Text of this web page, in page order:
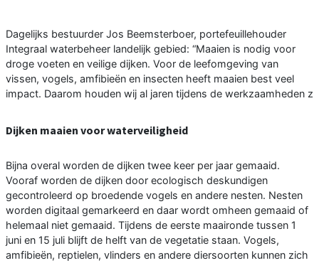
Dagelijks bestuurder Jos Beemsterboer, portefeuillehouder
Integraal waterbeheer landelijk gebied: “Maaien is nodig voor
droge voeten en veilige dijken. Voor de leefomgeving van
vissen, vogels, amfibieën en insecten heeft maaien best veel
impact. Daarom houden wij al jaren tijdens de werkzaamheden z
Dijken maaien voor waterveiligheid
Bijna overal worden de dijken twee keer per jaar gemaaid.
Vooraf worden de dijken door ecologisch deskundigen
gecontroleerd op broedende vogels en andere nesten. Nesten
worden digitaal gemarkeerd en daar wordt omheen gemaaid of
helemaal niet gemaaid. Tijdens de eerste maaironde tussen 1
juni en 15 juli blijft de helft van de vegetatie staan. Vogels,
amfibieën, reptielen, vlinders en andere diersoorten kunnen zich